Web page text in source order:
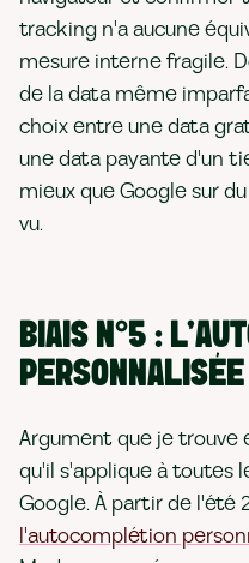
tracking n'a aucune
mesure interne fragile.
de la data même
choix entre une data
une data payante d'un
mieux que Google sur
vu.
BIAIS N°5 :
Argument que je trouve
qu'il s'applique à toutes
Google. À partir de l'été
l'autocomplétion